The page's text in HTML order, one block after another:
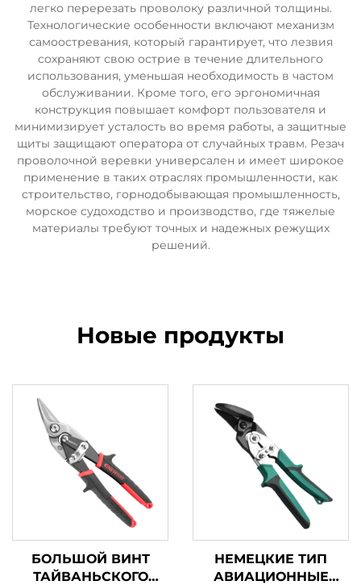
легко перерезать проволоку различной толщины.
Технологические особенности включают механизм
самоостревания, который гарантирует, что лезвия
сохраняют свою острие в течение длительного
использования, уменьшая необходимость в частом
обслуживании. Кроме того, его эргономичная
конструкция повышает комфорт пользователя и
минимизирует усталость во время работы, а защитные
щиты защищают оператора от случайных травм. Резач
проволочной веревки универсален и имеет широкое
применение в таких отраслях промышленности, как
строительство, горнодобывающая промышленность,
морское судоходство и производство, где тяжелые
материалы требуют точных и надежных режущих
решений.
Новые продукты
БОЛЬШОЙ ВИНТ
ТАЙВАНЬСКОГО
НЕМЕЦКИЕ ТИП
АВИАЦИОННЫЕ